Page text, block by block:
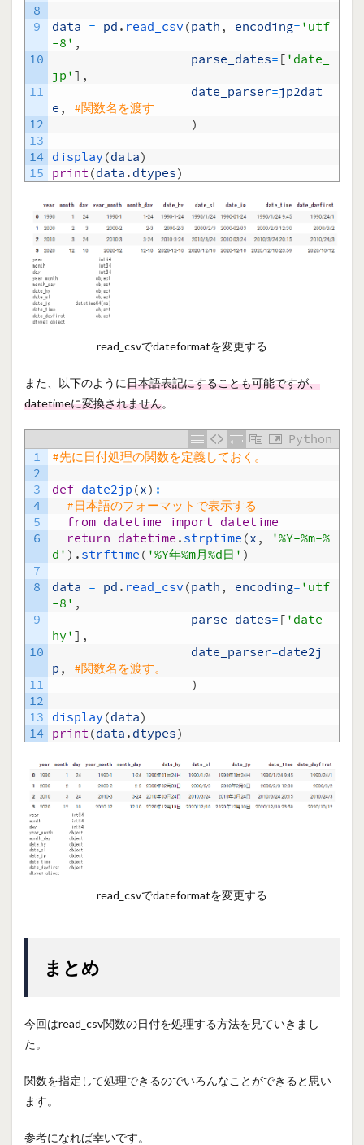
8
9
10
11
12
13
14
15
data = pd. read_csv(path, encoding='utf
-8' ,
parse_dates=['date_
jp'] ,
date_parser=jp2dat
e, #関数名を渡す
)
display(data)
print(data.dtypes)
read_csvでdateformatを変更する
また、以下のように日本語表記にすることも可能ですが、
datetimeに変換されません。
Python
1
2
3
4
5
6
7
8
9
10
11
12
13
14
#先に日付処理の関数を定義しておく。
def date2jp(x) :
#日本語のフォーマットで表示する
from datetime import datetime
return datetime.strptime(x,
'%Y-%m-%
d' ) .strftime( '%Y年%m月%d日' )
data = pd. read_csv(path, encoding='utf
-8' ,
parse_dates=['date_
hy'] ,
date_parser=date2j
p, #関数名を渡す。
)
display(data)
print(data.dtypes)
read_csvでdateformatを変更する
まとめ
今回はread_csv関数の日付を処理する方法を見ていきまし
た。
関数を指定して処理できるのでいろんなことができると思い
ます。
参考になれば幸いです。